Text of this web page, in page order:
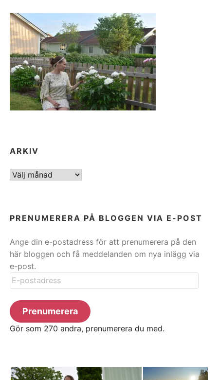
ARKIV
ARKIV
PRENUMERERA PÅ BLOGGEN VIA E-POST
Ange din e-postadress för att prenumerera på den
här bloggen och få meddelanden om nya inlägg via
e-post.
E-
postadress
Prenumerera
Gör som 270 andra, prenumerera du med.